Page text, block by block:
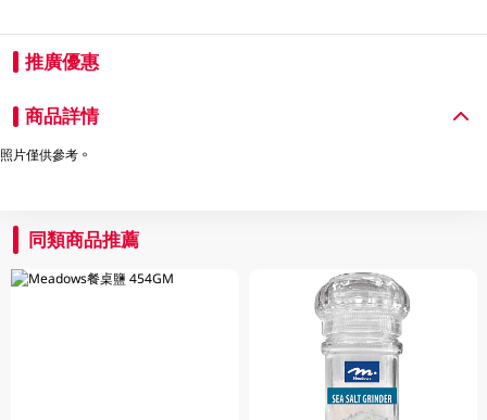
推廣優惠
商品詳情
照片僅供參考。
同類商品推薦